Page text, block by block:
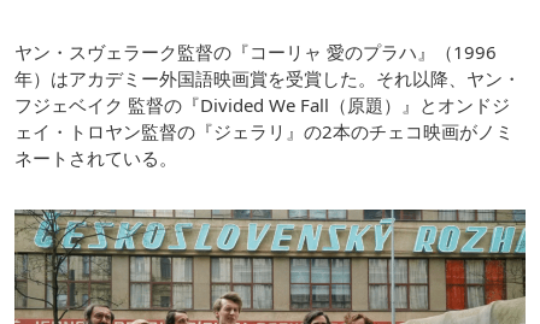
ヤン・スヴェラーク監督の『コーリャ 愛のプラハ』（1996
年）はアカデミー外国語映画賞を受賞した。それ以降、ヤン・
フジェベイク 監督の『Divided We Fall（原題）』とオンドジ
ェイ・トロヤン監督の『ジェラリ』の2本のチェコ映画がノミ
ネートされている。